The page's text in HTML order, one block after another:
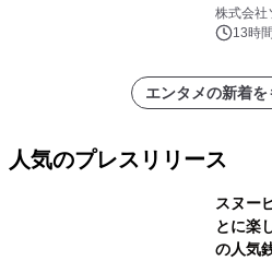
株式会社
ンズ13時
エンタメの新着を
人気のプレスリリース
スヌー
とに楽
の人気